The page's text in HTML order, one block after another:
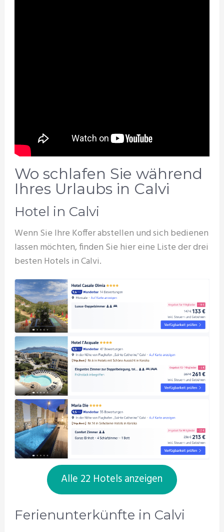
Wo schlafen Sie während
Ihres Urlaubs in Calvi
Hotel in Calvi
Wenn Sie Ihre Koffer abstellen und sich bedienen
lassen möchten, finden Sie hier eine Liste der drei
besten Hotels in Calvi.
Alle 22 Hotels anzeigen
Ferienunterkünfte in Calvi